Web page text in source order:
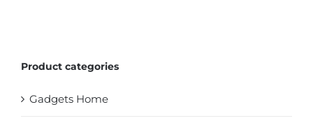
Product categories
Gadgets Home